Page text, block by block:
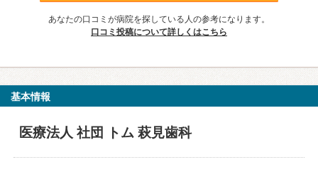
あなたの口コミが病院を探している人の参考になります。
口コミ投稿について詳しくはこちら
基本情報
医療法人 社団 トム 萩見歯科